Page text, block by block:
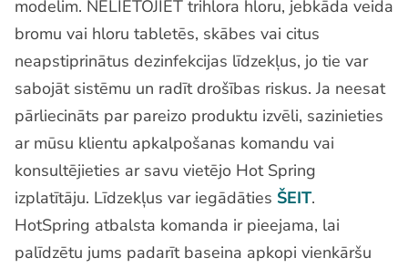
modelim. NELIETOJIET trihlora hloru, jebkāda veida
bromu vai hloru tabletēs, skābes vai citus
neapstiprinātus dezinfekcijas līdzekļus, jo tie var
sabojāt sistēmu un radīt drošības riskus. Ja neesat
pārliecināts par pareizo produktu izvēli, sazinieties
ar mūsu klientu apkalpošanas komandu vai
konsultējieties ar savu vietējo Hot Spring
izplatītāju. Līdzekļus var iegādāties ŠEIT.
HotSpring atbalsta komanda ir pieejama, lai
palīdzētu jums padarīt baseina apkopi vienkāršu